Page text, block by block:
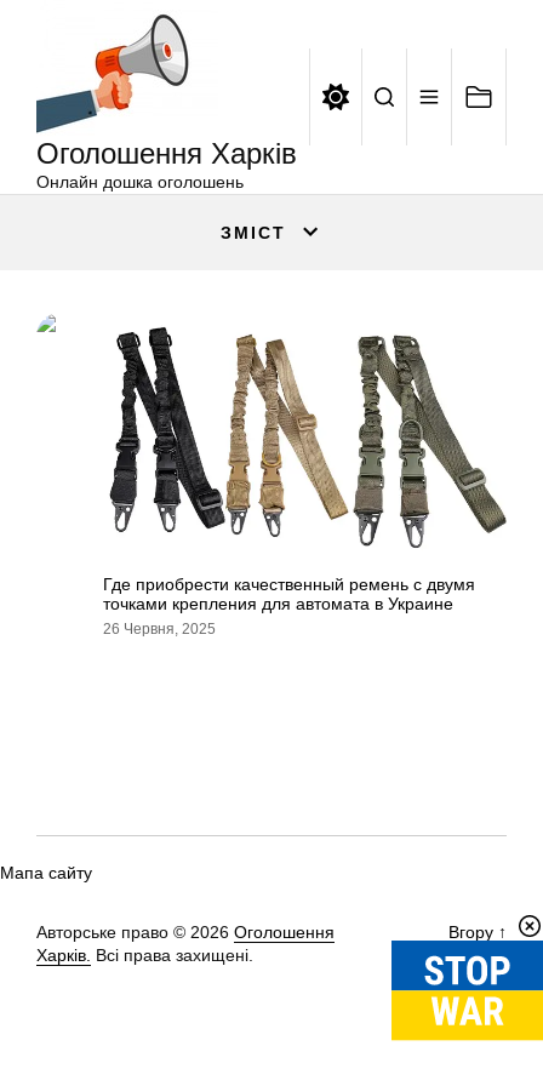
Оголошення Харків
Онлайн дошка оголошень
ЗМІСТ
Где приобрести качественный ремень с двумя
точками крепления для автомата в Украине
26 Червня, 2025
Мапа сайту
Авторське право © 2026 Оголошення
Харків. Всі права захищені.
Вгору ↑